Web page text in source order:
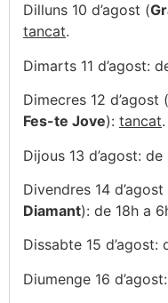
Dilluns 10 d’agost (
tancat.
Dimarts 11 d’agost:
Dimecres 12 d’agost (
Fes-te Jove): tancat.
Dijous 13 d’agost: de
Divendres 14 d’agost
Diamant): de 18h a
Dissabte 15 d’agost:
Diumenge 16